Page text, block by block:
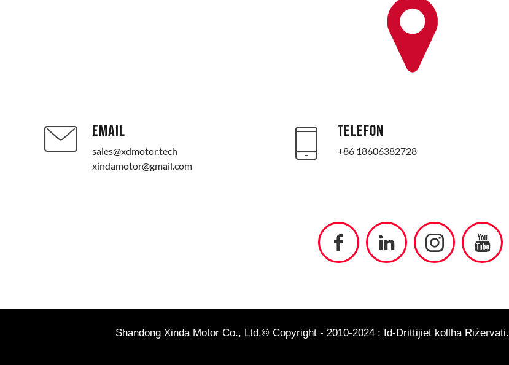
EMAIL
sales@xdmotor.tech
xindamotor@gmail.com
TELEFON
+86 18606382728
Shandong Xinda Motor Co., Ltd.© Copyright - 2010-2024 : Id-Drittijiet kollha Riżervati.